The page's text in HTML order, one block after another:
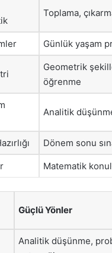
Toplama,
Günlük yaşam
Geometrik
öğrenme
Analitik
Dönem sonu
Matematik
Güçlü Yönler
Analitik düşünme,